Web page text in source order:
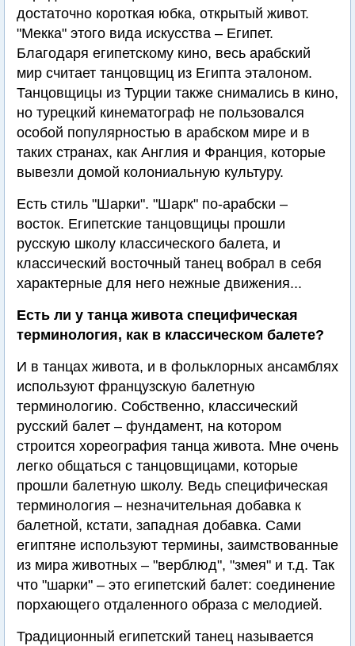
достаточно короткая юбка, открытый живот.
"Мекка" этого вида искусства – Египет.
Благодаря египетскому кино, весь арабский
мир считает танцовщиц из Египта эталоном.
Танцовщицы из Турции также снимались в кино,
но турецкий кинематограф не пользовался
особой популярностью в арабском мире и в
таких странах, как Англия и Франция, которые
вывезли домой колониальную культуру.
Есть стиль "Шарки". "Шарк" по-арабски –
восток. Египетские танцовщицы прошли
русскую школу классического балета, и
классический восточный танец вобрал в себя
характерные для него нежные движения...
Есть ли у танца живота специфическая
терминология, как в классическом балете?
И в танцах живота, и в фольклорных ансамблях
используют французскую балетную
терминологию. Собственно, классический
русский балет – фундамент, на котором
строится хореография танца живота. Мне очень
легко общаться с танцовщицами, которые
прошли балетную школу. Ведь специфическая
терминология – незначительная добавка к
балетной, кстати, западная добавка. Сами
египтяне используют термины, заимствованные
из мира животных – "верблюд", "змея" и т.д. Так
что "шарки" – это египетский балет: соединение
порхающего отдаленного образа с мелодией.
Традиционный египетский танец называется